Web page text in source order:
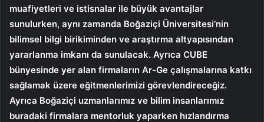
muafiyetleri ve istisnalar ile büyük avantajlar
sunulurken, aynı zamanda Boğaziçi Üniversitesi’nin
bilimsel bilgi birikiminden ve araştırma altyapısından
yararlanma imkanı da sunulacak. Ayrıca CUBE
bünyesinde yer alan firmaların Ar-Ge çalışmalarına katkı
sağlamak üzere eğitmenlerimizi görevlendireceğiz.
Ayrıca Boğaziçi uzmanlarımız ve bilim insanlarımız
buradaki firmalara mentorluk yaparken hızlandırma